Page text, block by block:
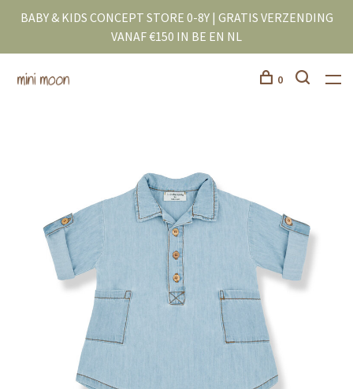
BABY & KIDS CONCEPT STORE 0-8Y | GRATIS VERZENDING
VANAF €150 IN BE EN NL
0